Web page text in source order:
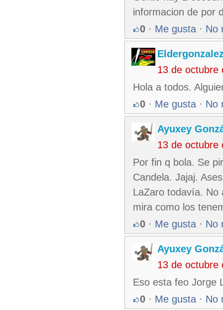
informacion de por
0 · Me gusta · No
13 de octubre
Hola a todos.
0 · Me gusta · No
Ayuxey
13 de octubre
Por fin q bola. Se
Candela. Jajaj.
LaZaro todavía. No
mira como los
0 · Me gusta · No
Ayuxey
13 de octubre
Eso esta feo Jorge
0 · Me gusta · No